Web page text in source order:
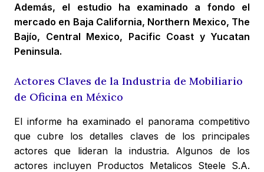
Además, el estudio ha examinado a fondo el
mercado en Baja California, Northern Mexico, The
Bajío, Central Mexico, Pacific Coast y Yucatan
Peninsula.
Actores Claves de la Industria de Mobiliario
de Oficina en México
El informe ha examinado el panorama competitivo
que cubre los detalles claves de los principales
actores que lideran la industria. Algunos de los
actores incluyen Productos Metalicos Steele S.A.